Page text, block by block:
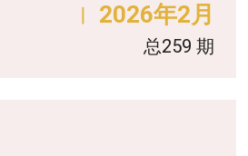
2026年2月
总259 期